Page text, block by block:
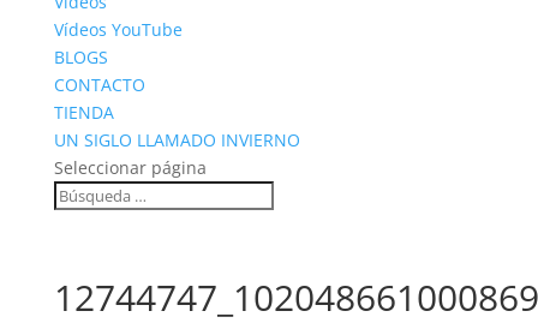
Vídeos YouTube
BLOGS
CONTACTO
TIENDA
UN SIGLO LLAMADO INVIERNO
Seleccionar página